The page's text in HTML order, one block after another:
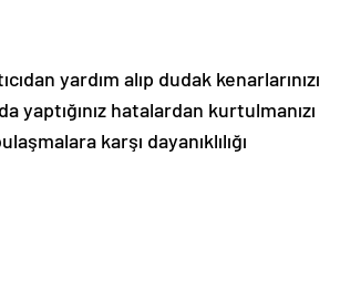
yardım alıp dudak kenarlarınızı
yaptığınız hatalardan kurtulmanızı
karşı dayanıklılığı